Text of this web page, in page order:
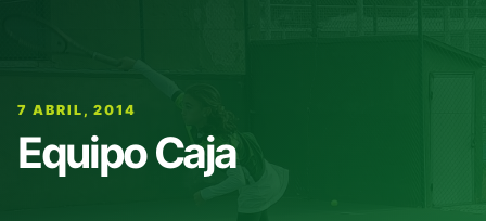
7 ABRIL, 2014
Equipo Caja